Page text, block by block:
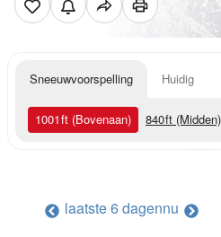
Sneeuwvoorspelling Huidig
1001ft (Bovenaan) 840ft (Midden)
laatste 6 dagennu